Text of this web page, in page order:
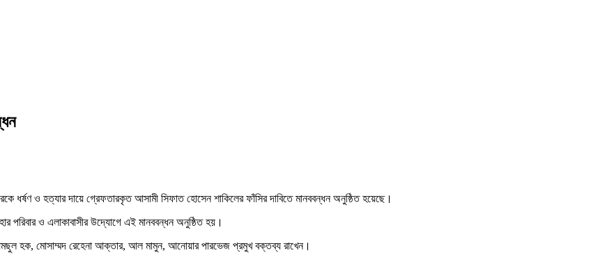
ধর্ষণ ও হত্যার দায়ে গ্রেফতারকৃত আসামী সিফাত হোসেন শাকিলের ফাঁসির দাবিতে মানববন্ধন অনুষ্ঠিত হয়েছে।
পরিবার ও এলাকাবাসীর উদ্যোগে এই মানববন্ধন অনুষ্ঠিত হয়।
সামছুল হক, মোসাম্মদ রেহেনা আক্তার, আল মামুন, আনোয়ার পারভেজ প্রমুখ বক্তব্য রাখেন।